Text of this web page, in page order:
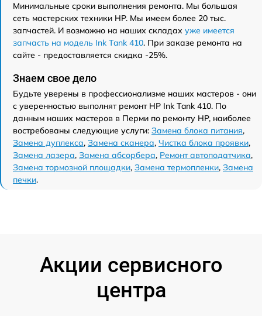
Минимальные сроки выполнения ремонта. Мы большая
сеть мастерских техники HP. Мы имеем более 20 тыс.
запчастей. И возможно на наших складах уже имеется
запчасть на модель Ink Tank 410. При заказе ремонта на
сайте - предоставляется скидка -25%.
Знаем свое дело
Будьте уверены в профессионализме наших мастеров - они
с уверенностью выполнят ремонт HP Ink Tank 410. По
данным наших мастеров в Перми по ремонту HP, наиболее
востребованы следующие услуги: Замена блока питания,
Замена дуплекса, Замена сканера, Чистка блока проявки,
Замена лазера, Замена абсорбера, Ремонт автоподатчика,
Замена тормозной площадки, Замена термопленки, Замена
печки.
Акции сервисного
центра